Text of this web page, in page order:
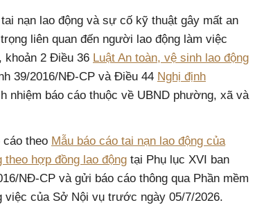
nạn lao động và sự cố kỹ thuật gây mất an
liên quan đến người lao động làm việc
khoản 2 Điều 36 Luật An toàn, vệ sinh lao động
39/2016/NĐ-CP và Điều 44 Nghị định
nhiệm báo cáo thuộc về UBND phường, xã và
theo Mẫu báo cáo tai nạn lao động của
hợp đồng lao động tại Phụ lục XVI ban
NĐ-CP và gửi báo cáo thông qua Phần mềm
việc của Sở Nội vụ trước ngày 05/7/2026.